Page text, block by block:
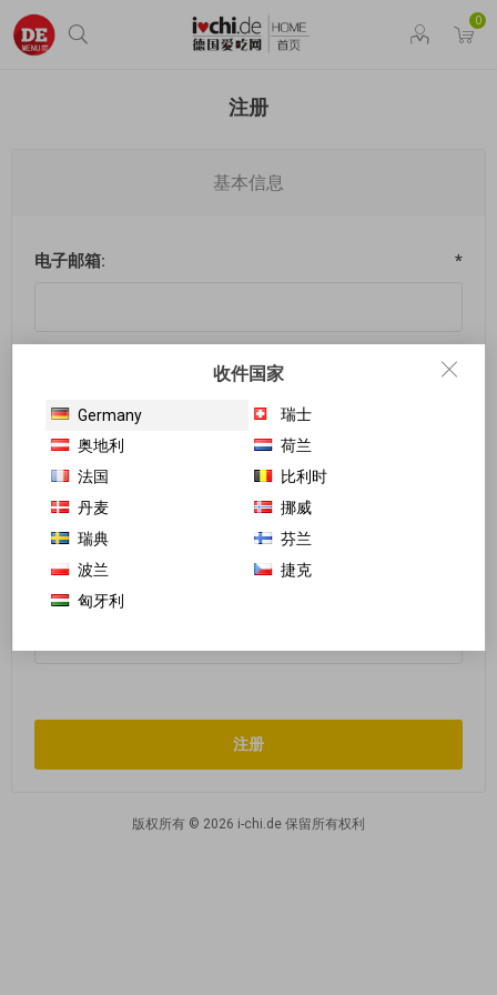
0
注册
基本信息
电子邮箱: *
我的密码
密码:
确认密码:
版权所有 © 2026 i-chi.de 保留所有权利
收件国家
Germany
瑞士
奥地利
荷兰
法国
比利时
丹麦
挪威
瑞典
芬兰
波兰
捷克
匈牙利